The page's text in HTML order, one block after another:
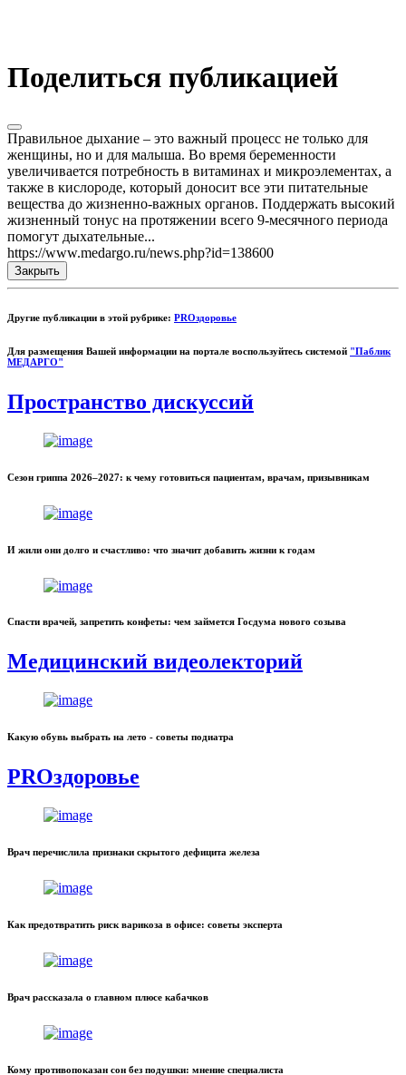
Поделиться публикацией
Правильное дыхание – это важный процесс не только для
женщины, но и для малыша. Во время беременности
увеличивается потребность в витаминах и микроэлементах, а
также в кислороде, который доносит все эти питательные
вещества до жизненно-важных органов. Поддержать высокий
жизненный тонус на протяжении всего 9-месячного периода
помогут дыхательные...
https://www.medargo.ru/news.php?id=138600
Закрыть
Другие публикации в этой рубрике: PROздоровье
Для размещения Вашей информации на портале воспользуйтесь системой "Паблик
МЕДАРГО"
Пространство дискуссий
Сезон гриппа 2026–2027: к чему готовиться пациентам, врачам, призывникам
И жили они долго и счастливо: что значит добавить жизни к годам
Спасти врачей, запретить конфеты: чем займется Госдума нового созыва
Медицинский видеолекторий
Какую обувь выбрать на лето - советы подиатра
PROздоровье
Врач перечислила признаки скрытого дефицита железа
Как предотвратить риск варикоза в офисе: советы эксперта
Врач рассказала о главном плюсе кабачков
Кому противопоказан сон без подушки: мнение специалиста